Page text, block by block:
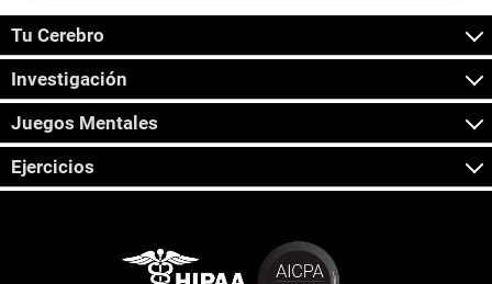
Tu Cerebro
Investigación
Juegos Mentales
Ejercicios